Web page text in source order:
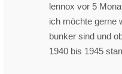
lennox vor 5
ich möchte gerne
bunker sind und
1940 bis 1945